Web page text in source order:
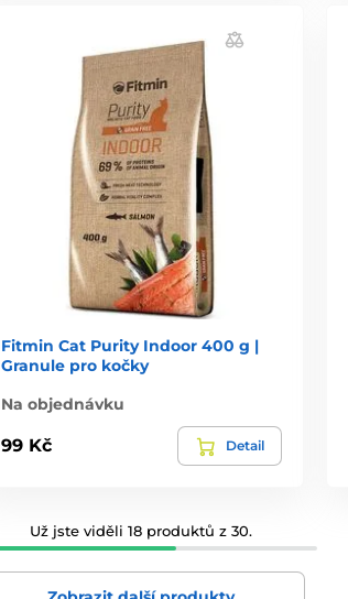
Fitmin Cat Purity Indoor 400 g |
Granule pro kočky
Na objednávku
99 Kč Detail
Už jste viděli 18 produktů z 30.